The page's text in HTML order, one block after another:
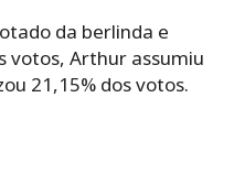
da berlinda e
votos, Arthur assumiu
21,15% dos votos.